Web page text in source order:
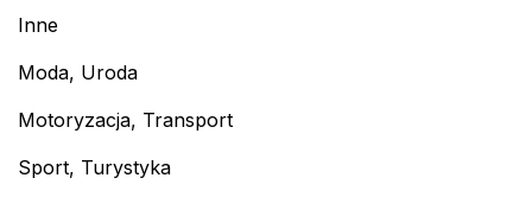
Inne
Moda, Uroda
Motoryzacja, Transport
Sport, Turystyka